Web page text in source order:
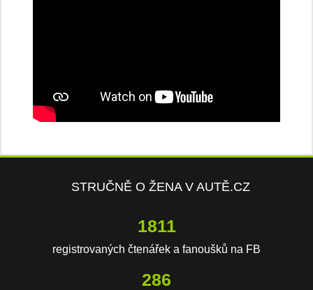
STRUČNĚ O ŽENA V AUTĚ.CZ
3819
registrovaných čtenářek a fanoušků na FB
603